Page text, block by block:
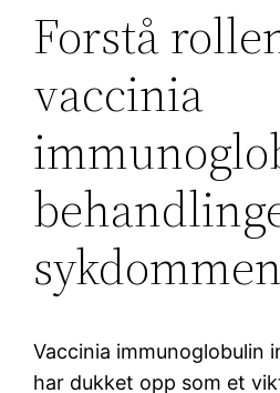
Forstå
vaccinia
sykdommen
Vaccinia immunoglobulin
har dukket opp som et